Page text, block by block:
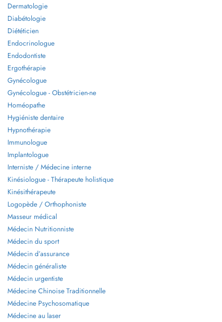
Dermatologie
Diabétologie
Diététicien
Endocrinologue
Endodontiste
Ergothérapie
Gynécologue
Gynécologue - Obstétricien-ne
Homéopathe
Hygiéniste dentaire
Hypnothérapie
Immunologue
Implantologue
Interniste / Médecine interne
Kinésiologue - Thérapeute holistique
Kinésithérapeute
Logopède / Orthophoniste
Masseur médical
Médecin Nutritionniste
Médecin du sport
Médecin d’assurance
Médecin généraliste
Médecin urgentiste
Médecine Chinoise Traditionnelle
Médecine Psychosomatique
Médecine au laser